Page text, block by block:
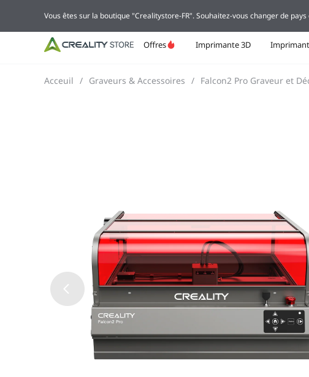
Offres Imprimante 3D
Acceuil / Graveurs & Accessoires / Falcon2 Pro Graveur et
Vous êtes sur la boutique "Crealitystore-FR". Souhaitez-vous changer de